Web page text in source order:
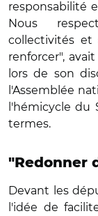
responsabilité
Nous
collectivités et
renforcer",
lors de son
l'Assemblée
l'hémicycle du
termes.
"Redonner
Devant les
l'idée de